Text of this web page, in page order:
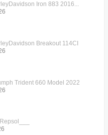
Iron 883 2016...
Breakout 114CI
Trident 660 Model 2022